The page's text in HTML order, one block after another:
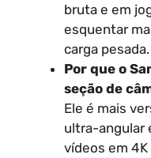
bruta e em
esquentar
carga pesada.
Por que o
seção de
Ele é mais
ultra-angular
vídeos em 4K